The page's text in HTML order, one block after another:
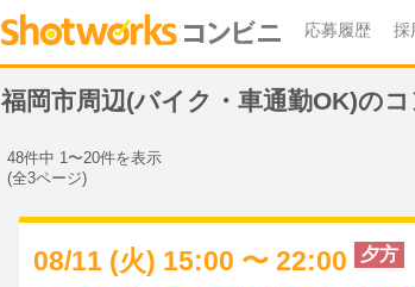
応募履歴 採
福岡市周辺(バイク・車通勤OK)の
48件中 1〜20件を表示
(全3ページ)
08/11 (火) 15:00 〜 22:00 夕方